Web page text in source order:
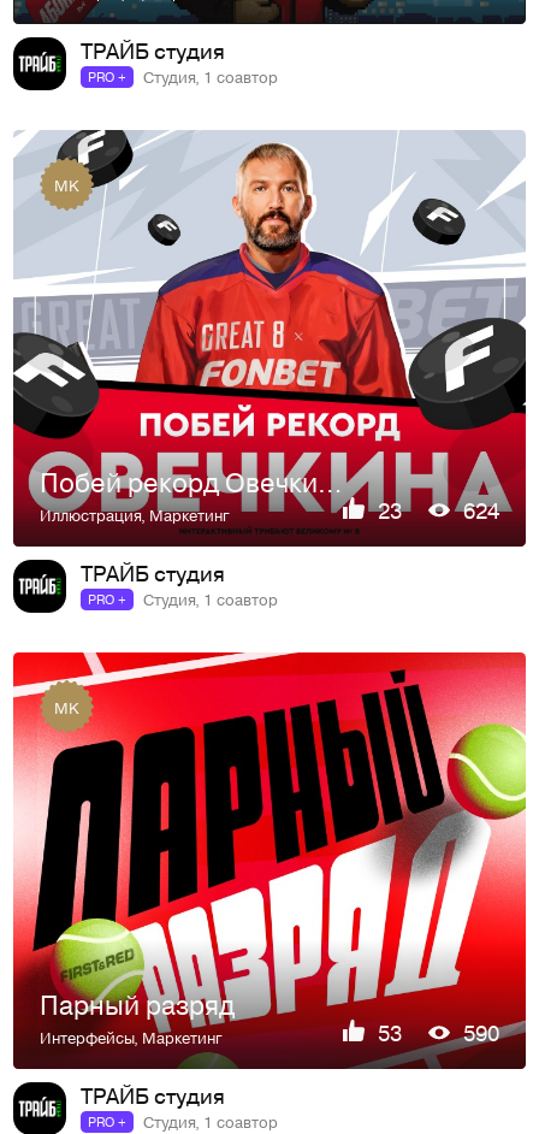
ТРАЙБ студия
PRO + Студия, 1 соавтор
MK
Побей рекорд Овечкина
Иллюстрация,Маркетинг 23 624
ТРАЙБ студия
PRO + Студия, 1 соавтор
MK
Парный разряд
Интерфейсы,Маркетинг 53 590
ТРАЙБ студия
PRO + Студия, 1 соавтор